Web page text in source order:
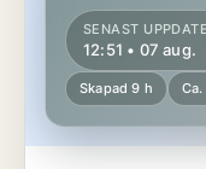
SENAST
12:51 • 07 aug.
Skapad 9 h